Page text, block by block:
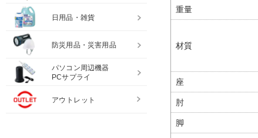
重量
材質
座
肘
脚
日用品・雑貨
防災用品・災害用品
パソコン周辺機器
PCサプライ
アウトレット